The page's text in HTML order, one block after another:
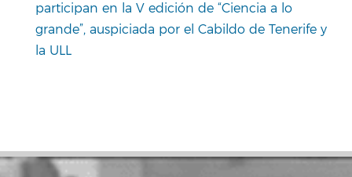
participan en la V edición de “Ciencia a lo
grande”, auspiciada por el Cabildo de Tenerife y
la ULL